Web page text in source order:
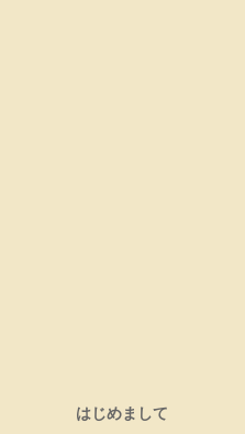
はじめまして